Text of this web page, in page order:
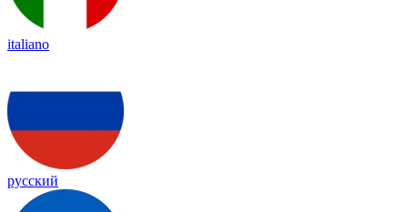
italiano
русский